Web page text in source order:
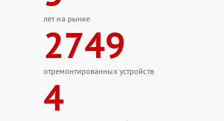
лет на рынке
2749
отремонтированных устройств
4